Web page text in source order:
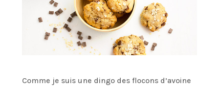
Comme je suis une dingo des flocons d’avoine